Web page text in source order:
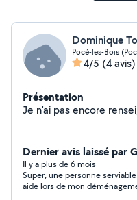
Dominique
Pocé-les-Bois
4/5 (4 avis)
Présentation
Dernier avis laissé par
Il y a plus de 6 mois
Super, une personne
aide lors de mon